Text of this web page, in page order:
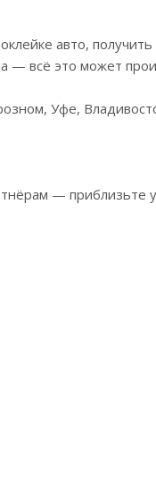
авто,
— всё это может
Уфе,
— приблизьте